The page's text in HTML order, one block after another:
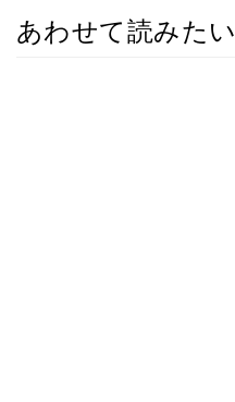
あわせて読みたい